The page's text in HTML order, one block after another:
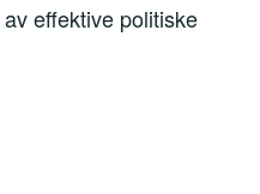
effektive politiske